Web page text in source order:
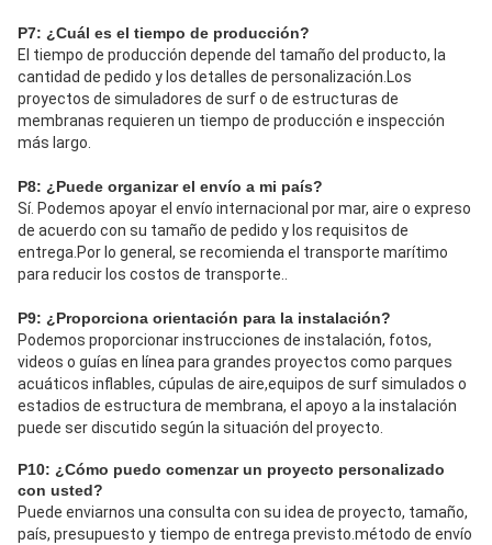
P7: ¿Cuál es el tiempo de producción?
El tiempo de producción depende del tamaño del producto, la
cantidad de pedido y los detalles de personalización.Los
proyectos de simuladores de surf o de estructuras de
membranas requieren un tiempo de producción e inspección
más largo.
P8: ¿Puede organizar el envío a mi país?
Sí. Podemos apoyar el envío internacional por mar, aire o expreso
de acuerdo con su tamaño de pedido y los requisitos de
entrega.Por lo general, se recomienda el transporte marítimo
para reducir los costos de transporte..
P9: ¿Proporciona orientación para la instalación?
Podemos proporcionar instrucciones de instalación, fotos,
videos o guías en línea para grandes proyectos como parques
acuáticos inflables, cúpulas de aire,equipos de surf simulados o
estadios de estructura de membrana, el apoyo a la instalación
puede ser discutido según la situación del proyecto.
P10: ¿Cómo puedo comenzar un proyecto personalizado
con usted?
Puede enviarnos una consulta con su idea de proyecto, tamaño,
país, presupuesto y tiempo de entrega previsto.método de envío